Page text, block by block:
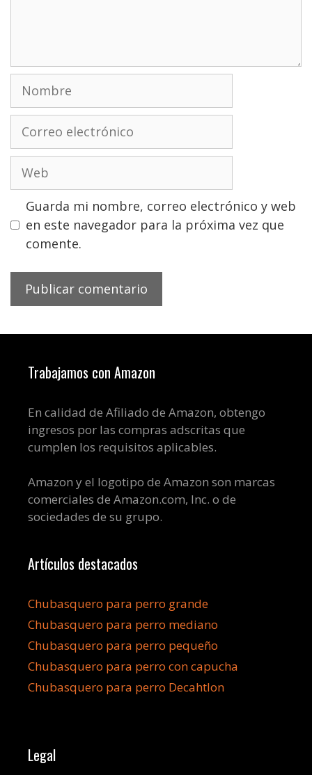
Nombre
electrónico
Guarda mi nombre, correo electrónico y web
en este navegador para la próxima vez que
comente.
Trabajamos con Amazon
En calidad de Afiliado de Amazon, obtengo
ingresos por las compras adscritas que
cumplen los requisitos aplicables.
Amazon y el logotipo de Amazon son marcas
comerciales de Amazon.com, Inc. o de
sociedades de su grupo.
Artículos destacados
Chubasquero para perro grande
Chubasquero para perro mediano
Chubasquero para perro pequeño
Chubasquero para perro con capucha
Chubasquero para perro Decahtlon
Legal